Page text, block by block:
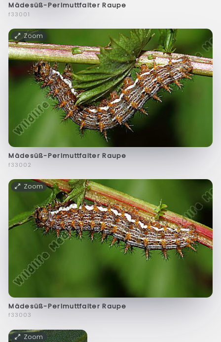
Mädesüß-Perlmuttfalter Raupe
f33001
Zoom
Mädesüß-Perlmuttfalter Raupe
f33002
Zoom
Mädesüß-Perlmuttfalter Raupe
f33003
Zoom